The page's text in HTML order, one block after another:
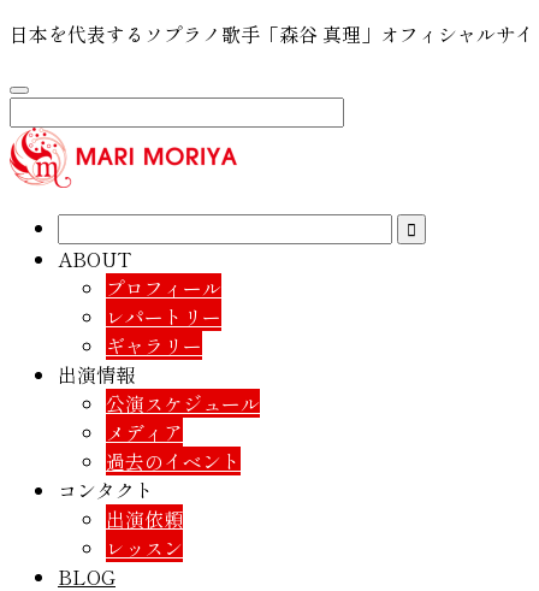
日本を代表するソプラノ歌手「森谷 真理」オフィシャルサ
ABOUT
プロフィール
レパートリー
ギャラリー
出演情報
公演スケジュール
メディア
過去のイベント
コンタクト
出演依頼
レッスン
BLOG